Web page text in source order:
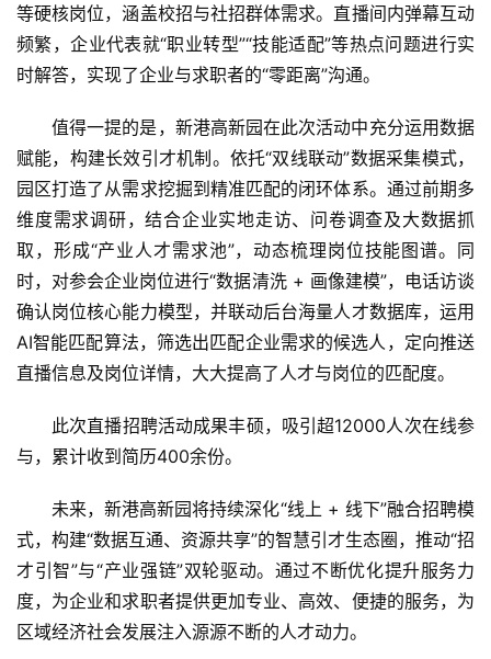
商
业
费
生
活
科
技
财
经
教
育
专
题
汽
车
登录 注册
等硬核岗位，涵盖校招与社招群体需求。直播间内弹幕互动
频繁，企业代表就“职业转型”“技能适配”等热点问题进行实
时解答，实现了企业与求职者的“零距离”沟通。
值得一提的是，新港高新园在此次活动中充分运用数据
赋能，构建长效引才机制。依托“双线联动”数据采集模式，
园区打造了从需求挖掘到精准匹配的闭环体系。通过前期多
维度需求调研，结合企业实地走访、问卷调查及大数据抓
取，形成“产业人才需求池”，动态梳理岗位技能图谱。同
时，对参会企业岗位进行“数据清洗 + 画像建模”，电话访谈
确认岗位核心能力模型，并联动后台海量人才数据库，运用
AI智能匹配算法，筛选出匹配企业需求的候选人，定向推送
直播信息及岗位详情，大大提高了人才与岗位的匹配度。
此次直播招聘活动成果丰硕，吸引超12000人次在线参
与，累计收到简历400余份。
未来，新港高新园将持续深化“线上 + 线下”融合招聘模
式，构建“数据互通、资源共享”的智慧引才生态圈，推动“招
才引智”与“产业强链”双轮驱动。通过不断优化提升服务力
度，为企业和求职者提供更加专业、高效、便捷的服务，为
区域经济社会发展注入源源不断的人才动力。